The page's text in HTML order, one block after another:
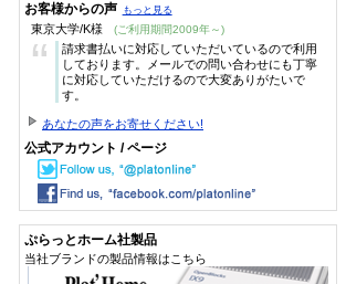
お客様からの声 もっと見る
東京大学/K様 (ご利用期間2009年～)
“
請求書払いに対応していただいているので利用
しております。メールでの問い合わせにも丁寧
に対応していただけるので大変ありがたいで
す。
あなたの声をお寄せください!
公式アカウント / ページ
ぷらっとホーム社製品
当社ブランドの製品情報はこちら